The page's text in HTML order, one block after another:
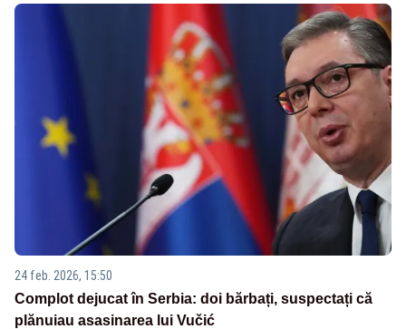
24 feb. 2026, 15:50
Complot dejucat în Serbia: doi bărbați, suspectați că
plănuiau asasinarea lui Vučić